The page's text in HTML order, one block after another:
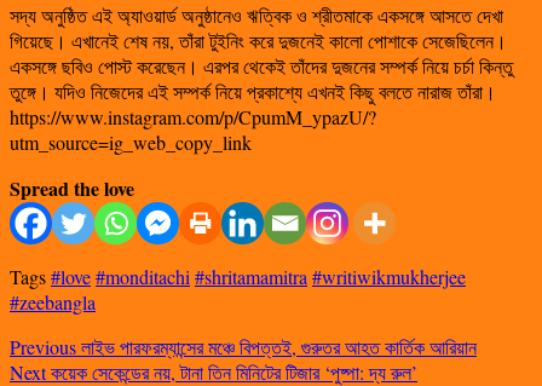
সদ্য অনুষ্ঠিত এই অ্যাওয়ার্ড অনুষ্ঠানেও ঋত্বিক ও শ্রীতমাকে একসঙ্গে আসতে দেখা
গিয়েছে। এখানেই শেষ নয়, তাঁরা টুইনিং করে দুজনেই কালো পোশাকে সেজেছিলেন।
একসঙ্গে ছবিও পোস্ট করেছেন। এরপর থেকেই তাঁদের দুজনের সম্পর্ক নিয়ে চর্চা কিন্তু
তুঙ্গে। যদিও নিজেদের এই সম্পর্ক নিয়ে প্রকাশ্যে এখনই কিছু বলতে নারাজ তাঁরা।
https://www.instagram.com/p/CpumM_ypazU/?
utm_source=ig_web_copy_link
Spread the love
Tags#love#monditachi #shritamamitra #writiwikmukherjee
#zeebangla
Previousলাইভ পারফরম্যান্সের মঞ্চে বিপত্তই, গুরুতর আহত কার্তিক আরিয়ান
Nextকয়েক সেকেন্ডের নয়, টানা তিন মিনিটের টিজার ‘পুষ্পা: দ্য রুল’